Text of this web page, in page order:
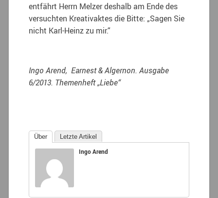
entfährt Herrn Melzer deshalb am Ende des
versuchten Kreativ­aktes die Bitte: „Sagen Sie
nicht Karl-Heinz zu mir.“
Ingo Arend, Earnest & Algernon. Ausgabe
6/2013. Themenheft „Liebe“
Über Letzte Artikel
Ingo Arend